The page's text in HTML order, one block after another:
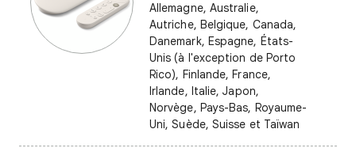
Allemagne, Australie,
Autriche, Belgique, Canada,
Danemark, Espagne, États-
Unis (à l'exception de Porto
Rico), Finlande, France,
Irlande, Italie, Japon,
Norvège, Pays-Bas, Royaume-
Uni, Suède, Suisse et Taïwan